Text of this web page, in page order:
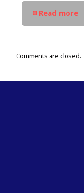
Read more
Comments are closed.